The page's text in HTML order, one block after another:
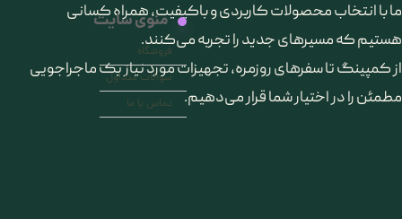
ما با انتخاب محصولات کاربردی و باکیفیت، همراه کسانی
هستیم که مسیرهای جدید را تجربه می‌کنند.
از کمپینگ تا سفرهای روزمره، تجهیزات مورد نیاز یک ماجراجویی
مطمئن را در اختیار شما قرار می‌دهیم.
منوی سایت
فروشگاه
سوالات متداول
تماس با ما